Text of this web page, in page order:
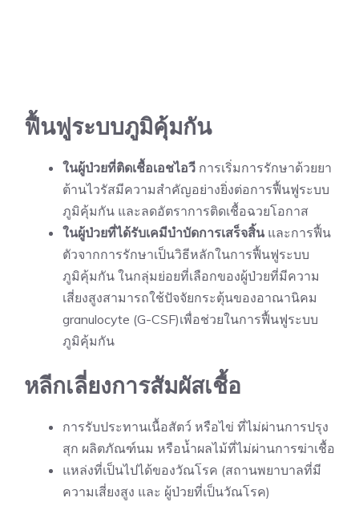
ฟื้นฟูระบบภูมิคุ้มกัน
ในผู้ป่วยที่ติดเชื้อเอชไอวี การเริ่มการรักษาด้วยยา
ต้านไวรัสมีความสำคัญอย่างยิ่งต่อการฟื้นฟูระบบ
ภูมิคุ้มกัน และลดอัตราการติดเชื้อฉวยโอกาส
ในผู้ป่วยที่ได้รับเคมีบำบัดการเสร็จสิ้นและการฟื้น
ตัวจากการรักษาเป็นวิธีหลักในการฟื้นฟูระบบ
ภูมิคุ้มกัน ในกลุ่มย่อยที่เลือกของผู้ป่วยที่มีความ
เสี่ยงสูงสามารถใช้ปัจจัยกระตุ้นของอาณานิคม
granulocyte (G-CSF)เพื่อช่วยในการฟื้นฟูระบบ
ภูมิคุ้มกัน
หลีกเลี่ยงการสัมผัสเชื้อ
การรับประทานเนื้อสัตว์ หรือไข่ ที่ไม่ผ่านการปรุง
สุก ผลิตภัณฑ์นม หรือน้ำผลไม้ที่ไม่ผ่านการฆ่าเชื้อ
แหล่งที่เป็นไปได้ของวัณโรค (สถานพยาบาลที่มี
ความเสี่ยงสูง และ ผู้ป่วยที่เป็นวัณโรค)